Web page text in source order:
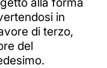
in
di terzo,
del